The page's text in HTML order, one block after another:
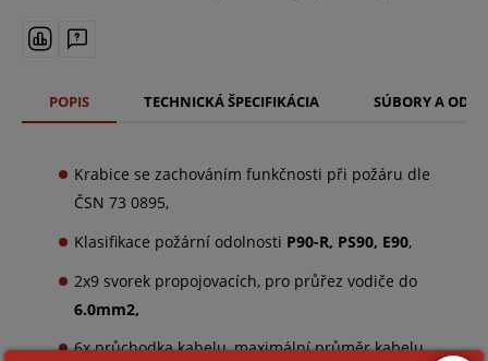
POPIS TECHNICKÁ ŠPECIFIKÁCIA SÚBORY A
Krabice se zachováním funkčnosti při požáru dle
ČSN 73 0895,
Klasifikace požární odolnosti P90-R, PS90, E90,
2x9 svorek propojovacích, pro průřez vodiče do
6.0mm2,
6x průchodka kabelu, maximální průměr kabelu